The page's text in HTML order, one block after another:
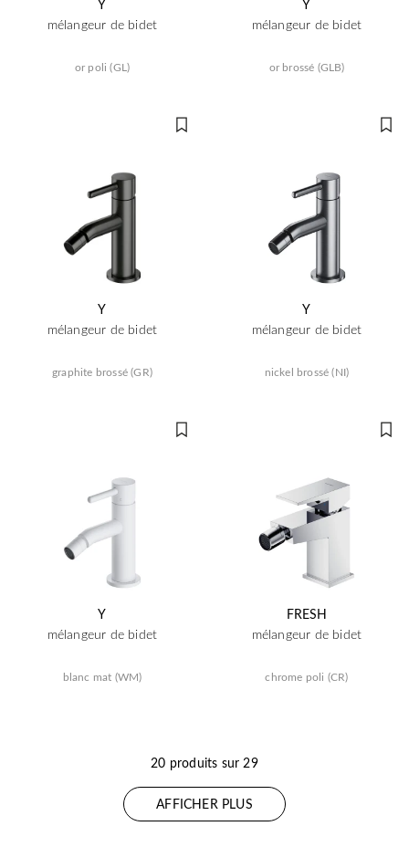
Y
mélangeur de bidet
or poli (GL)
Y
mélangeur de bidet
or brossé (GLB)
Y
mélangeur de bidet
graphite brossé (GR)
Y
mélangeur de bidet
nickel brossé (NI)
Y
mélangeur de bidet
blanc mat (WM)
FRESH
mélangeur de bidet
chrome poli (CR)
20 produits sur 29
AFFICHER PLUS